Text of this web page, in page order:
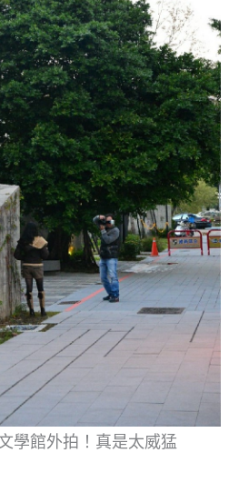
學館外拍！真是太威猛